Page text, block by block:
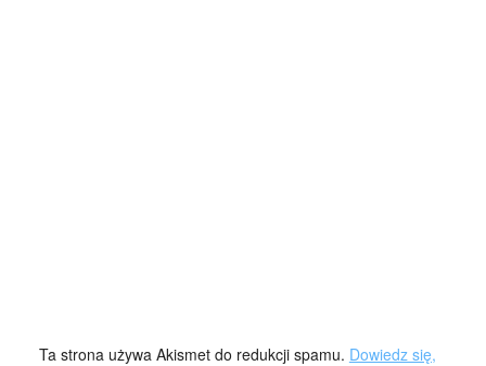
Ta strona używa Akismet do redukcji spamu. Dowiedz się,